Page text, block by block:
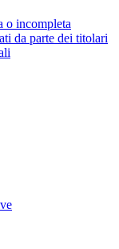
o incompleta
da parte dei titolari